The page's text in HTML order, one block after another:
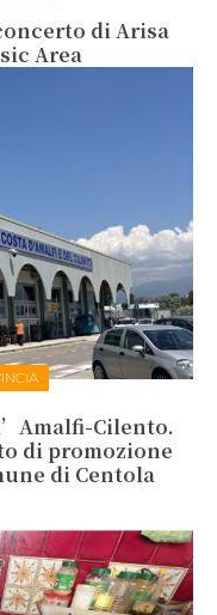
di Arisa
Area
Cilento.
di promozione
di Centola